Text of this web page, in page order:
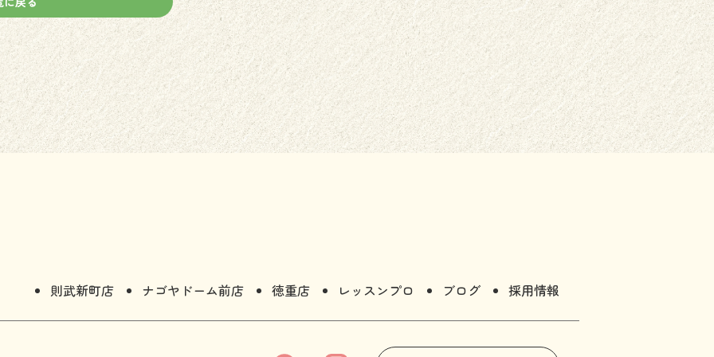
則武新町店 ナゴヤドーム前店 徳重店 レッスンプロ ブログ 採用情報